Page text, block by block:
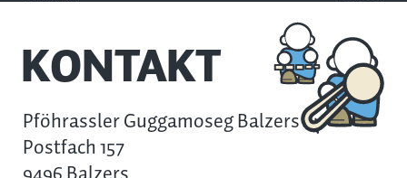
KONTAKT
Pföhrassler Guggamoseg Balzers
Postfach 157